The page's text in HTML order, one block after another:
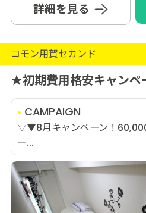
詳細を見る
コモン用賀セカンド
★初期費用格安キャン
CAMPAIGN
▽▼8月キャンペーン！
ー...